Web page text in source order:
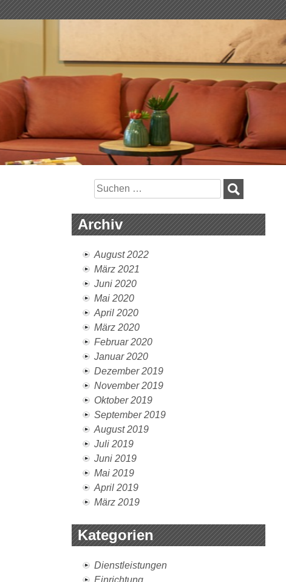
Suchen
nach:
Archiv
August 2022
März 2021
Juni 2020
Mai 2020
April 2020
März 2020
Februar 2020
Januar 2020
Dezember 2019
November 2019
Oktober 2019
September 2019
August 2019
Juli 2019
Juni 2019
Mai 2019
April 2019
März 2019
Kategorien
Dienstleistungen
Einrichtung